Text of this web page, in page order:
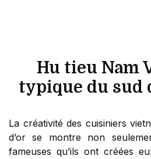
Hu tieu Nam
typique du sud
La créativité des cuisiniers
d’or se montre non
fameuses qu’ils ont créées